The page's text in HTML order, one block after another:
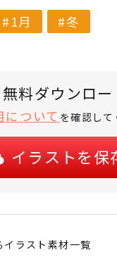
1月 冬
無料ダウンロー
について を確認して
イラストを保
イラスト素材一覧